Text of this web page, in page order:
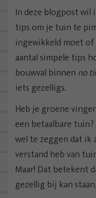
In deze blogpost wil
tips om je tuin te
ingewikkeld moet
aantal simpele tips
bouwval binnen no
iets gezelligs.
Heb je groene
een betaalbare
wel te zeggen dat ik
verstand heb van
Maar! Dat betekent
gezellig bij kan